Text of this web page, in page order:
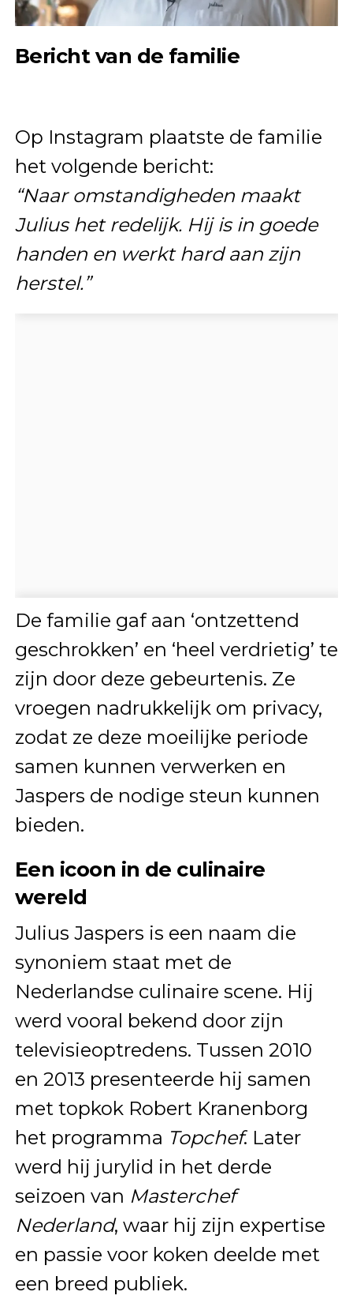
Bericht van de familie
Op Instagram plaatste de familie
het volgende bericht:
“Naar omstandigheden maakt
Julius het redelijk. Hij is in goede
handen en werkt hard aan zijn
herstel.”
De familie gaf aan ‘ontzettend
geschrokken’ en ‘heel verdrietig’ te
zijn door deze gebeurtenis. Ze
vroegen nadrukkelijk om privacy,
zodat ze deze moeilijke periode
samen kunnen verwerken en
Jaspers de nodige steun kunnen
bieden.
Een icoon in de culinaire
wereld
Julius Jaspers is een naam die
synoniem staat met de
Nederlandse culinaire scene. Hij
werd vooral bekend door zijn
televisieoptredens. Tussen 2010
en 2013 presenteerde hij samen
met topkok Robert Kranenborg
het programma Topchef. Later
werd hij jurylid in het derde
seizoen van Masterchef
Nederland, waar hij zijn expertise
en passie voor koken deelde met
een breed publiek.